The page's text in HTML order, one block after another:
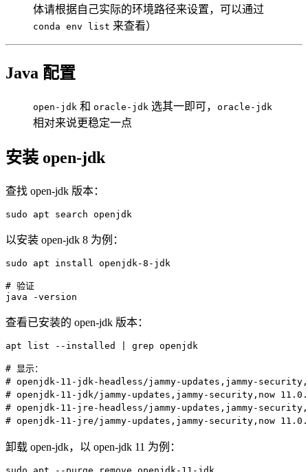
体请根据自己实际的环境路径来设置，可以通过
conda env list 来查看）
Java 配置
open-jdk 和 oracle-jdk 选其一即可， oracle-jdk
相对来说更稳定一点
安装 open-jdk
查找 open-jdk 版本：
sudo apt search openjdk
以安装 open-jdk 8 为例：
sudo apt install openjdk-8-jdk
# 验证
java
-version
查看已安装的 open-jdk 版本：
apt list --installed grep openjdk
# 显示：
# openjdk-11-jdk-headless/jammy-updates,jammy-
# openjdk-11-jdk/jammy-updates,jammy-security,now
# openjdk-11-jre-headless/jammy-updates,jammy-
# openjdk-11-jre/jammy-updates,jammy-security,now
卸载 open-jdk，以 open-jdk 11 为例：